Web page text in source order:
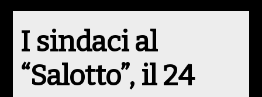
I sindaci al
“Salotto”, il 24